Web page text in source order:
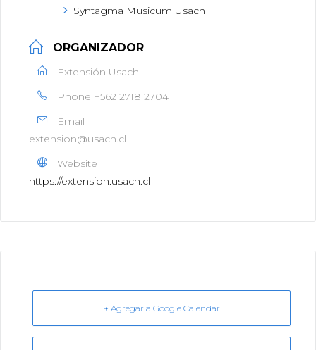
Syntagma Musicum Usach
ORGANIZADOR
Extensión Usach
Phone +562 2718 2704
Email
extension@usach.cl
Website
https://extension.usach.cl
+ Agregar a Google Calendar